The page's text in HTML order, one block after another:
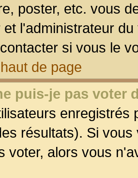
poster, etc. vous
et l'administrateur
si vous le
de page
puis-je pas voter
enregistrés
résultats). Si
voter, alors vous